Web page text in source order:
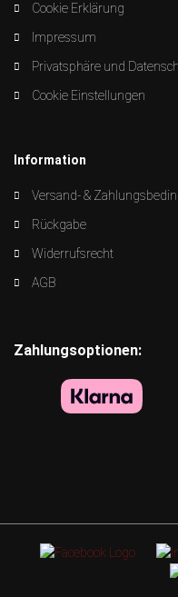
Cookie Erklärung
Impressum
Privatsphäre und
Cookie Einstellungen
Information
Versand- &
Rückgabe
Widerrufsrecht
AGB
Zahlungsoptionen: